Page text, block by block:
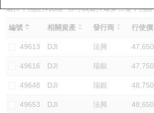
選擇牛熊證作比較 *你可以選擇最多三隻牛熊證
編號 相關資產 發行商 行使價
49613 DJI 法興 47,650
49616 DJI 瑞銀 47,750
49648 DJI 瑞銀 48,750
49653 DJI 法興 48,650
認股證分析儀
認股證速算機
認股證/牛熊證日誌
認股證文件及公告
新發行瑞銀牛熊證
已收回牛熊證剩餘價值
牛熊證到期結算價查詢
牛熊證分析儀
街貨統計
三十大平均引伸波幅
科指成份股
相關資產沽空
中資ETFs溢價比較
AH 股價對照
牛熊證投資者教育
認股證牛熊證常問問題